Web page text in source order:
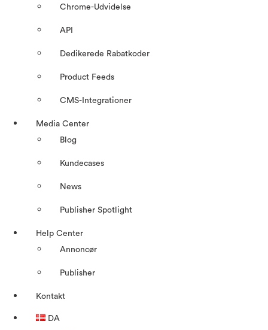
Chrome-Udvidelse
API
Dedikerede Rabatkoder
Product Feeds
CMS-Integrationer
Media Center
Blog
Kundecases
News
Publisher Spotlight
Help Center
Annoncør
Publisher
Kontakt
DA